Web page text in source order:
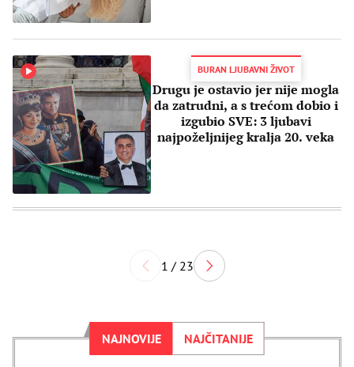
BURAN LJUBAVNI ŽIVOT
Drugu je ostavio jer nije mogla
da zatrudni, a s trećom dobio i
izgubio SVE: 3 ljubavi
najpoželjnijeg kralja 20. veka
1 / 23
NAJNOVIJE NAJČITANIJE